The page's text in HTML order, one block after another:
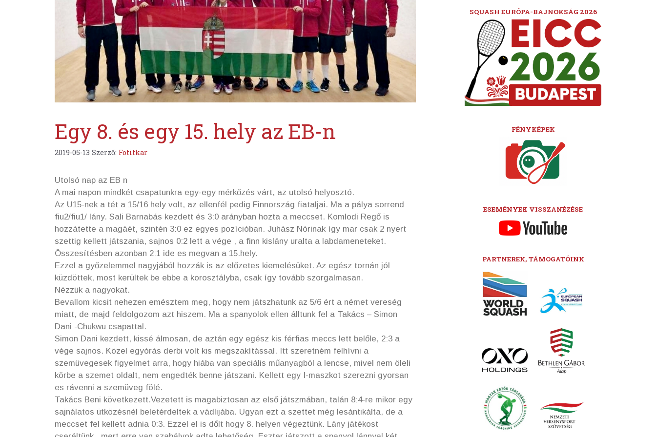
Egy 8. és egy 15. hely az EB-n
2019-05-13 Szerző: Fotitkar
Utolsó nap az EB n
A mai napon mindkét csapatunkra egy-egy mérkőzés várt, az utolsó helyosztó.
Az U15-nek a tét a 15/16 hely volt, az ellenfél pedig Finnország fiataljai. Ma a pálya sorrend
fiu2/fiu1/ lány. Sali Barnabás kezdett és 3:0 arányban hozta a meccset. Komlodi Regő is
hozzátette a magáét, szintén 3:0 ez egyes pozícióban. Juhász Nórinak így mar csak 2 nyert
szettig kellett játszania, sajnos 0:2 lett a vége , a finn kislány uralta a labdameneteket.
Összesítésben azonban 2:1 ide es megvan a 15.hely.
Ezzel a győzelemmel nagyjából hozzák is az előzetes kiemelésüket. Az egész tornán jól
küzdöttek, most kerültek be ebbe a korosztályba, csak így tovább szorgalmasan.
Nézzük a nagyokat.
Bevallom kicsit nehezen emésztem meg, hogy nem játszhatunk az 5/6 ért a német vereség
miatt, de majd feldolgozom azt hiszem. Ma a spanyolok ellen álltunk fel a Takács – Simon
Dani -Chukwu csapattal.
Simon Dani kezdett, kissé álmosan, de aztán egy egész kis férfias meccs lett belőle, 2:3 a
vége sajnos. Közel egyórás derbi volt kis megszakítással. Itt szeretném felhívni a
szemüvegesek figyelmet arra, hogy hiába van speciális műanyagból a lencse, mivel nem öleli
körbe a szemet oldalt, nem engedték benne játszani. Kellett egy I-maszkot szerezni gyorsan
es rávenni a szemüveg fölé.
Takács Beni következett.Vezetett is magabiztosan az első játszmában, talán 8:4-re mikor egy
sajnálatos ütközésnél beletérdeltek a vádlijába. Ugyan ezt a szettet még lesántikálta, de a
meccset fel kellett adnia 0:3. Ezzel el is dőlt hogy 8. helyen végeztünk. Lány játékost
SQUASH EURÓPA-BAJNOKSÁG 2026
FÉNYKÉPEK
ESEMÉNYEK VISSZANÉZÉSE
PARTNEREK, TÁMOGATÓINK